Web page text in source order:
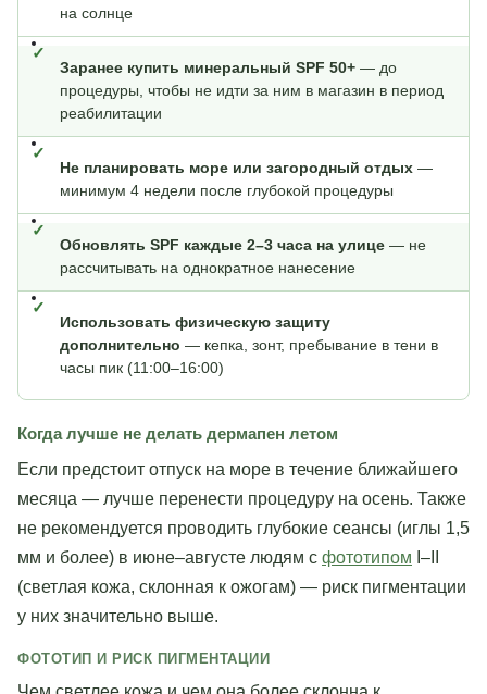
на солнце
Заранее купить минеральный SPF 50+ — до
процедуры, чтобы не идти за ним в магазин в период
реабилитации
Не планировать море или загородный отдых —
минимум 4 недели после глубокой процедуры
Обновлять SPF каждые 2–3 часа на улице — не
рассчитывать на однократное нанесение
Использовать физическую защиту
дополнительно — кепка, зонт, пребывание в тени в
часы пик (11:00–16:00)
Когда лучше не делать дермапен летом
Если предстоит отпуск на море в течение ближайшего
месяца — лучше перенести процедуру на осень. Также
не рекомендуется проводить глубокие сеансы (иглы 1,5
мм и более) в июне–августе людям с фототипом I–II
(светлая кожа, склонная к ожогам) — риск пигментации
у них значительно выше.
ФОТОТИП И РИСК ПИГМЕНТАЦИИ